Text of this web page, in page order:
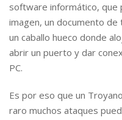
software informático, que
imagen, un documento
un caballo hueco donde
abrir un puerto y dar
PC.
Es por eso que un
raro muchos ataques